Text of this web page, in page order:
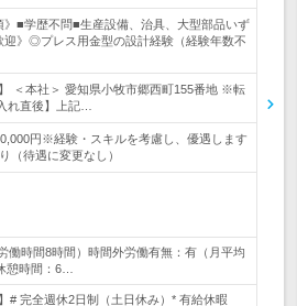
》■学歴不問■生産設備、治具、大型部品いず
迎》◎プレス用金型の設計経験（経験年数不
＜本社＞ 愛知県小牧市郷西町155番地 ※転
れ直後】上記…
円※経験・スキルを考慮し、優遇します
（待遇に変更なし）
働時間8時間）時間外労働有無：有（月平均
憩時間：6…
# 完全週休2日制（土日休み）* 有給休暇